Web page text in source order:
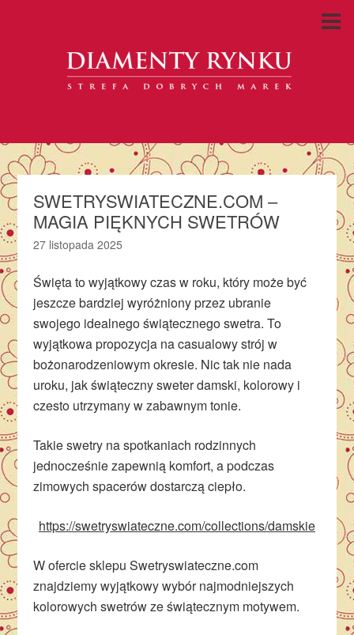
SWETRYSWIATECZNE.COM –
MAGIA PIĘKNYCH SWETRÓW
27 listopada 2025
Święta to wyjątkowy czas w roku, który może być
jeszcze bardziej wyróżniony przez ubranie
swojego idealnego świątecznego swetra. To
wyjątkowa propozycja na casualowy strój w
bożonarodzeniowym okresie. Nic tak nie nada
uroku, jak świąteczny sweter damski, kolorowy i
czesto utrzymany w zabawnym tonie.
Takie swetry na spotkaniach rodzinnych
jednocześnie zapewnią komfort, a podczas
zimowych spacerów dostarczą ciepło.
https://swetryswiateczne.com/collections/damskie
W ofercie sklepu Swetryswiateczne.com
znajdziemy wyjątkowy wybór najmodniejszych
kolorowych swetrów ze świątecznym motywem.